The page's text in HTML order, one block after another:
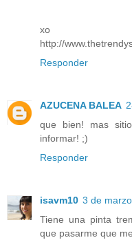
xo
http://
Responder
AZUCENA BALEA
que bien! mas
informar! ;)
Responder
isavm10 3 de
Tiene una pinta
que pasarme que